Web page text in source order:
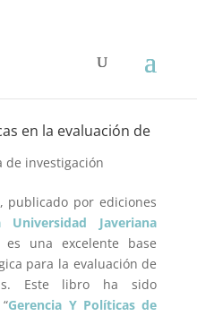
en la evaluación de
de investigación
publicado por ediciones
Universidad Javeriana
es una excelente base
para la evaluación de
Este libro ha sido
Gerencia Y Políticas de